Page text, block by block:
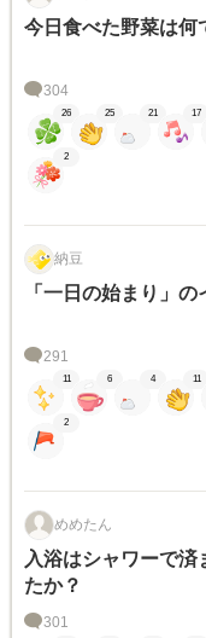
今日食べた野菜は何
304
26 25 21 17
2
納豆
「一日の始まり」
291
11 6 4 11
2
めめたん
入浴はシャワーで済
たか？
301